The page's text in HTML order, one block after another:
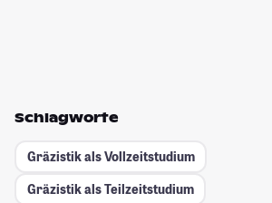
Schlagworte
Gräzistik als Vollzeitstudium
Gräzistik als Teilzeitstudium